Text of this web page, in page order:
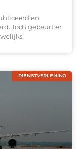
en
Toch gebeurt er
DIENSTVERLENING